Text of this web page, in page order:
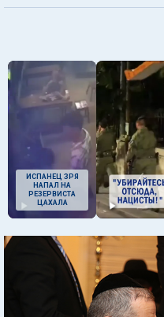
ИСПАНЕЦ ЗРЯ
НАПАЛ НА
РЕЗЕРВИСТА
ЦАХАЛА